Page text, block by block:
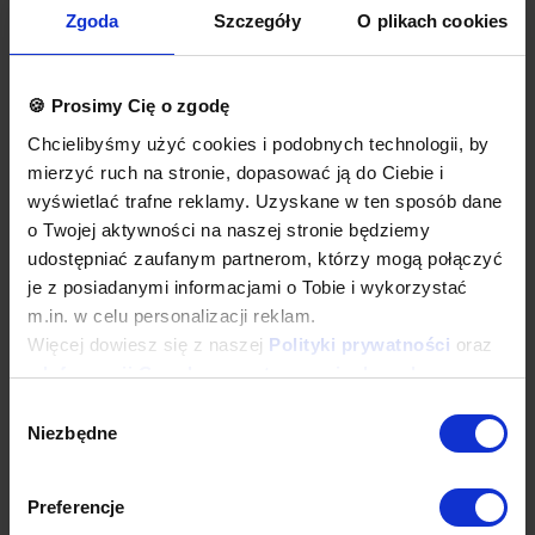
Zgoda Szczegóły O plikach cookies
🍪 Prosimy Cię o zgodę
Chcielibyśmy użyć cookies i podobnych technologii, by
mierzyć ruch na stronie, dopasować ją do Ciebie i
wyświetlać trafne reklamy. Uzyskane w ten sposób dane
o Twojej aktywności na naszej stronie będziemy
udostępniać zaufanym partnerom, którzy mogą połączyć
je z posiadanymi informacjami o Tobie i wykorzystać
m.in. w celu personalizacji reklam.
Więcej dowiesz się z naszej Polityki prywatności oraz
zInformacji Google o przetwarzaniu danych.
zgody
Niezbędne
Preferencje
więcej indywidualnych nieprzelotowych modułów.
wyposażenie okapu.
Okapy nie są wyposażone w wentylatory.
Okap należy podłączyć do wentylatora lub instalacji
wentylacyjnej w budynku.
Opcje dodatkowe
łapacze tłuszczu wielokrotnego użytku, do mycia w każdej
zmywarce
oświetlenie
króćce okrągłe lub prostokątne
wykonanie w standardzie AISI 304
inne dodatkowe wymagania
Wyposażenie dodatkowe dostępne za dopłatą. Prosimy o wybranie
odpowiednich opcji przed dodaniem produktu do koszyka. W
przypadku niestandardowych wymagań dotyczących produktu
Najwyższa jakość wykonania